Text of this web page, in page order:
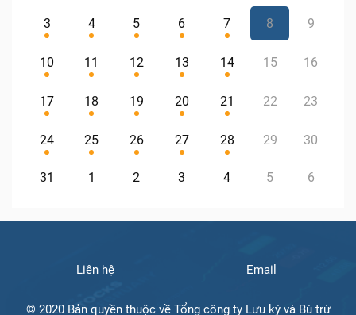
3 4 5 6 7 8 9
10 11 12 13 14 15 16
17 18 19 20 21 22 23
24 25 26 27 28 29 30
31 1 2 3 4 5 6
Liên hệ Email
© 2020 Bản quyền thuộc về Tổng công ty Lưu ký và Bù trừ